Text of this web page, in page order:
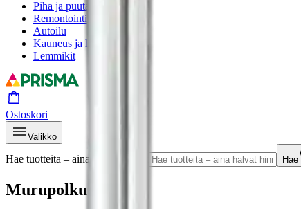
Piha ja puutarha
Remontointi
Autoilu
Kauneus ja hyvinvointi
Lemmikit
Ostoskori
Valikko
Hae tuotteita – aina halvat hinnat Hae
Murupolku